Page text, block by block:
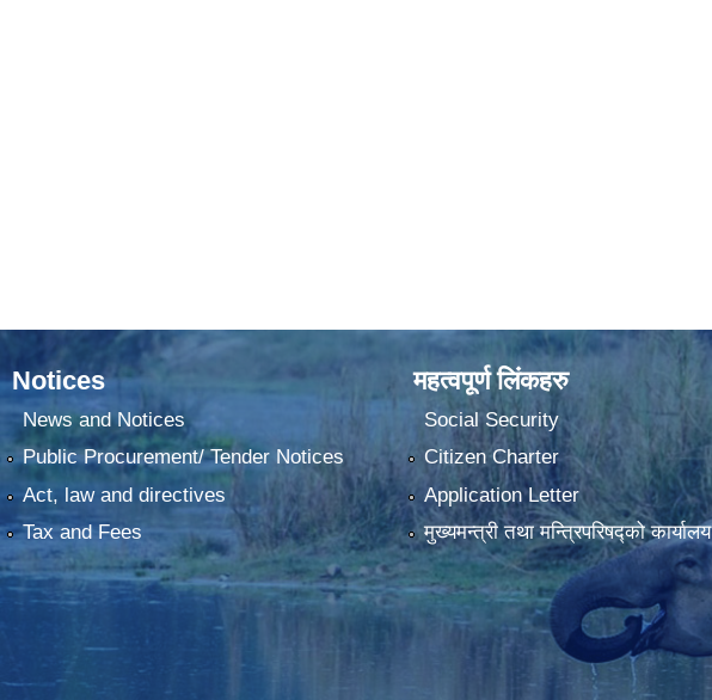
Notices
News and Notices
Public Procurement/ Tender Notices
Act, law and directives
Tax and Fees
महत्वपूर्ण लिंकहरु
Social Security
Citizen Charter
Application Letter
मुख्यमन्त्री तथा मन्त्रिपरिषद्को कार्यालय